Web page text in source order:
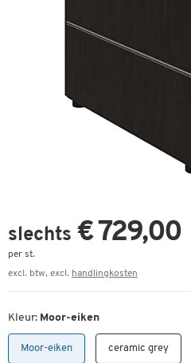
slechts € 729,00
per st.
excl. btw, excl. handlingkosten
Kleur: Moor-eiken
Moor-eiken ceramic grey